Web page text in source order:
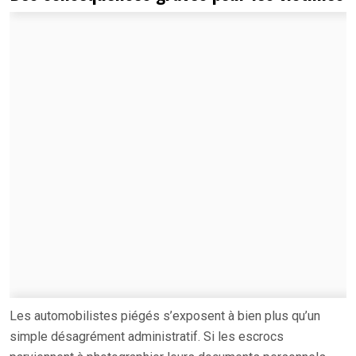
Les automobilistes piégés s’exposent à bien plus qu’un
simple désagrément administratif. Si les escrocs